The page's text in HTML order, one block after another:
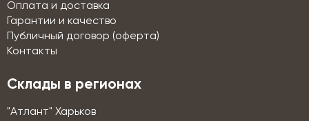
Оплата и доставка
Гарантии и качество
Публичный договор (оферта)
Контакты
Склады в регионах
"Атлант" Харьков